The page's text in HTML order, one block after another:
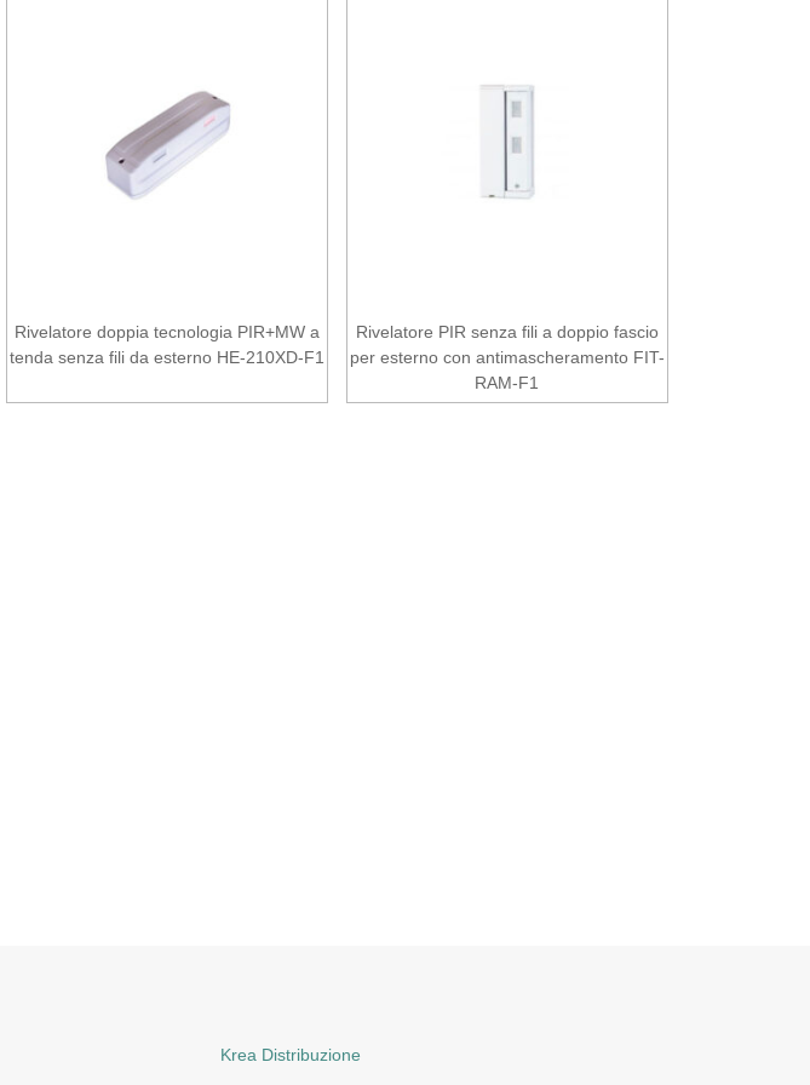
Rivelatore doppia tecnologia PIR+MW a
tenda senza fili da esterno HE-210XD-F1
Rivelatore PIR senza fili a doppio fascio
per esterno con antimascheramento FIT-
RAM-F1
Krea Distribuzione